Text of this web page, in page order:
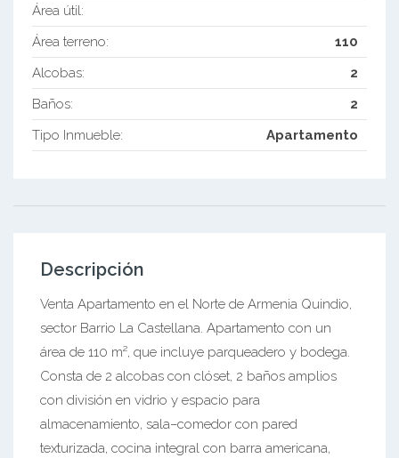
Área útil:
Área terreno:
110
Alcobas:
2
Baños:
2
Tipo Inmueble:
Apartamento
Descripción
Venta Apartamento en el Norte de Armenia Quindio,
sector Barrio La Castellana. Apartamento con un
área de 110 m², que incluye parqueadero y bodega.
Consta de 2 alcobas con clóset, 2 baños amplios
con división en vidrio y espacio para
almacenamiento, sala–comedor con pared
texturizada, cocina integral con barra americana,